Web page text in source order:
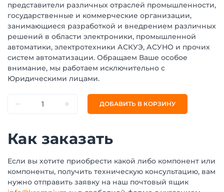
представители различных отраслей промышленности,
государственные и коммерческие организации,
занимающиеся разработкой и внедрением различных
решений в области электроники, промышленной
автоматики, электротехники АСКУЭ, АСУНО и прочих
систем автоматизации. Обращаем Ваше особое
внимание, мы работаем исключительно с
Юридическими лицами.
ДОБАВИТЬ В КОРЗИНУ
Как заказать
Если вы хотите приобрести какой либо компонент или
компоненты, получить техническую консультацию, вам
нужно отправить заявку на наш почтовый ящик